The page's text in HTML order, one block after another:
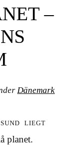
–
Dänemark
liegt
planet.